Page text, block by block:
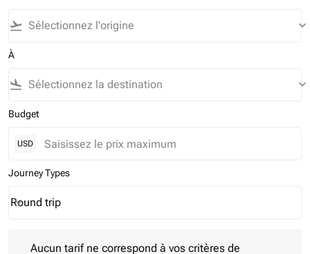
flight_takeoff keyboard_arrow_down
À
flight_land keyboard_arrow_down
Budget
USD
Journey Types
Journey Types option Round trip Selected
Round trip
keyboard_arrow_down
Aucun tarif ne correspond à vos critères de